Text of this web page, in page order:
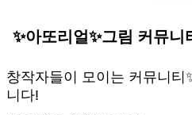
✨아또리얼✨그림 커뮤니
창작자들이 모이는 커뮤니티
니다!